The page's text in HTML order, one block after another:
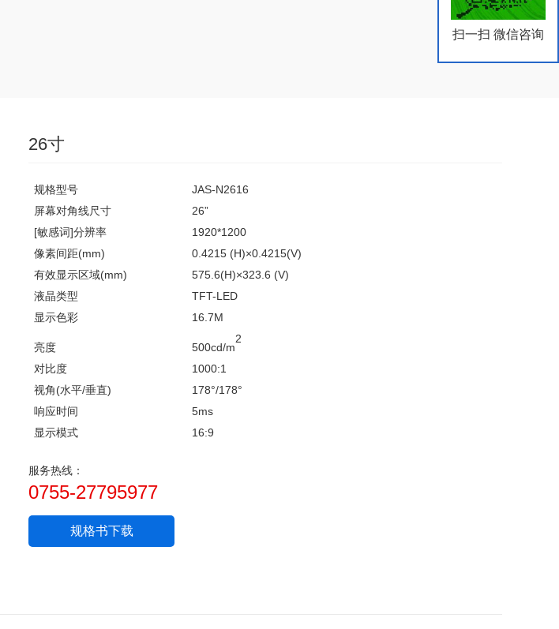
26寸
规格型号
JAS-N2616
屏幕对角线尺寸
26”
[敏感词]分辨率
1920*1200
像素间距(mm)
0.4215 (H)×0.4215(V)
有效显示区域(mm)
575.6(H)×323.6 (V)
液晶类型
TFT-LED
显示色彩
16.7M
亮度 500cd/m
2
对比度
1000:1
视角(水平/垂直)
178°/178°
响应时间
5ms
显示模式
16:9
服务热线：
0755-27795977
规格书下载
扫一扫 微信咨询